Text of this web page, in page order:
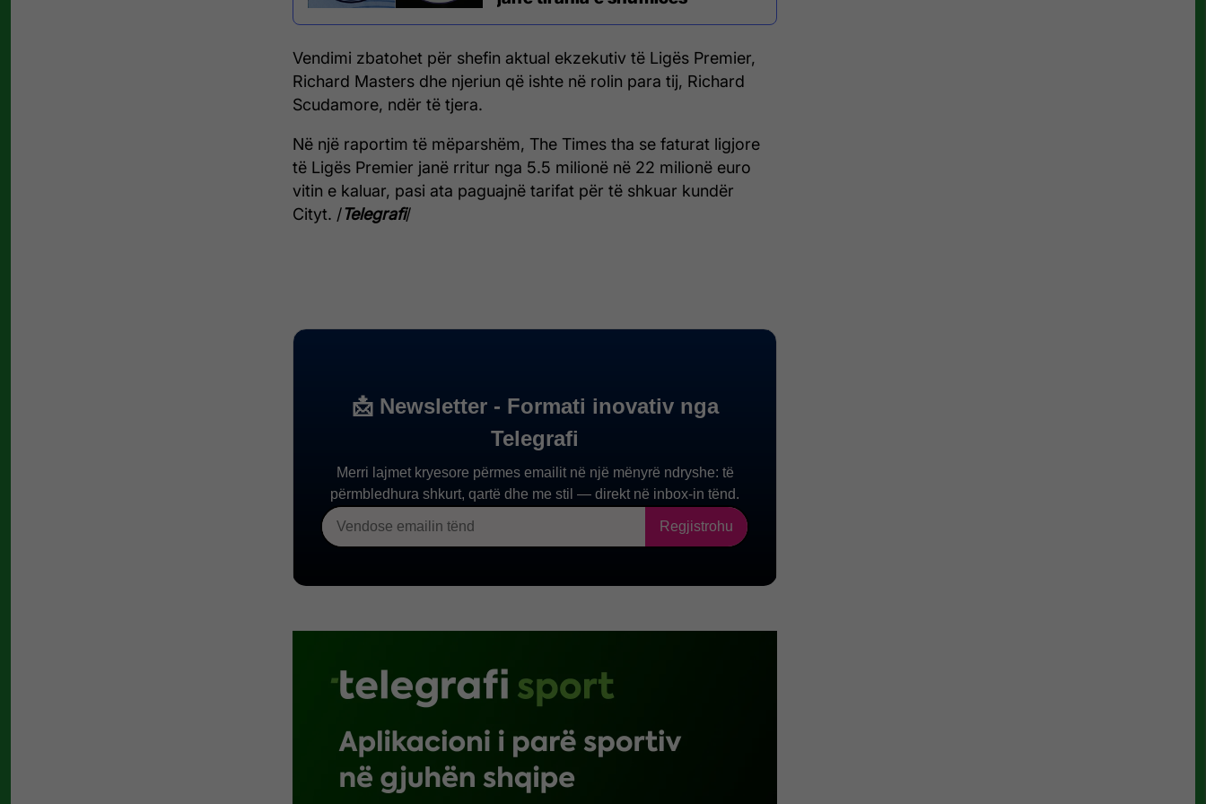
Vendimi zbatohet për shefin aktual ekzekutiv të Ligës Premier,
Richard Masters dhe njeriun që ishte në rolin para tij, Richard
Scudamore, ndër të tjera.
Në një raportim të mëparshëm, The Times tha se faturat ligjore
të Ligës Premier janë rritur nga 5.5 milionë në 22 milionë euro
vitin e kaluar, pasi ata paguajnë tarifat për të shkuar kundër
Cityt. /Telegrafi/